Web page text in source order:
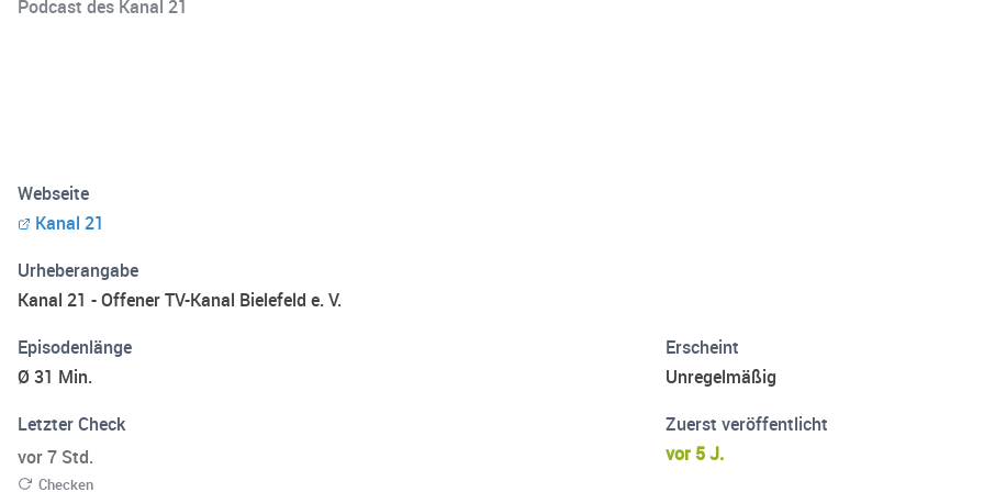
Podcast des Kanal 21
Webseite
Kanal 21
Urheberangabe
Kanal 21 - Offener TV-Kanal Bielefeld e. V.
Episodenlänge
Ø 31 Min.
Erscheint
Unregelmäßig
Letzter Check
vor 7 Std.
Checken
Zuerst veröffentlicht
vor 5 J.